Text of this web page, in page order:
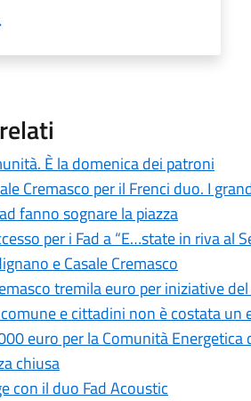
È la domenica dei patroni
Cremasco per il Frenci duo. I
fanno sognare la piazza
per i Fad a “E…state in riva al
e Casale Cremasco
tremila euro per iniziative
comune e cittadini non è costata un
euro per la Comunità
chiusa
con il duo Fad Acoustic